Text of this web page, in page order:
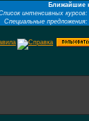
Ближайшие
интенсивных курсов:
Специальные предложения: